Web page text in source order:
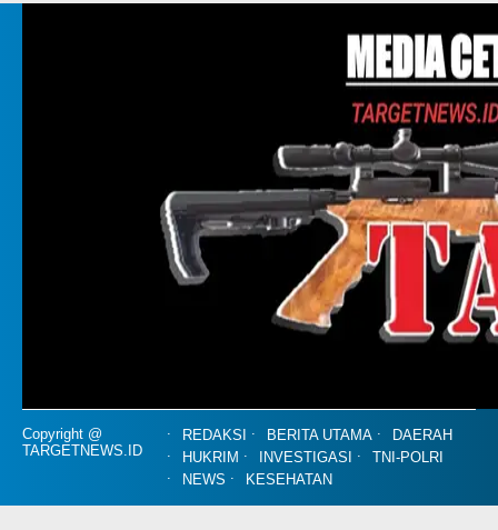
Copyright @
TARGETNEWS.ID
REDAKSI BERITA UTAMA
DAERAH
HUKRIM
INVESTIGASI
TNI-POLRI
NEWS
KESEHATAN